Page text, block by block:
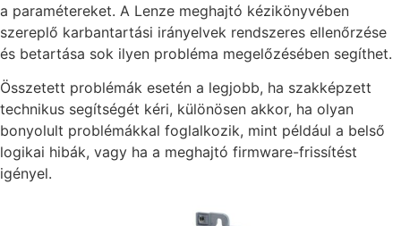
a paramétereket. A Lenze meghajtó kézikönyvében
szereplő karbantartási irányelvek rendszeres ellenőrzése
és betartása sok ilyen probléma megelőzésében segíthet.
Összetett problémák esetén a legjobb, ha szakképzett
technikus segítségét kéri, különösen akkor, ha olyan
bonyolult problémákkal foglalkozik, mint például a belső
logikai hibák, vagy ha a meghajtó firmware-frissítést
igényel.